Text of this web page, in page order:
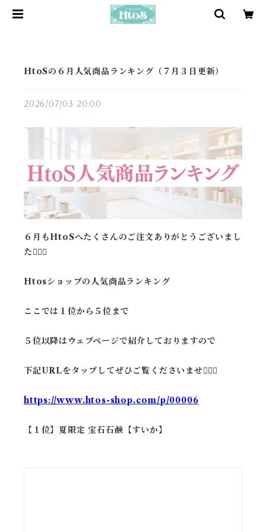
HtoSの６月人気商品ランキング（７月３日更新）
2026/07/03 20:00
６月もHtoSへたくさんのご注文ありがとうございまし
た🙇🏼‍♀️
Htosショップの人気商品ランキング
ここでは１位から５位まで
５位以降はウェブページで紹介しておりますので
下記URLをタップしてぜひご覧くださいませ💁🏼‍♀️
https://www.htos-shop.com/p/00006
【１位】夏限定 宝石石鹸【すいか】